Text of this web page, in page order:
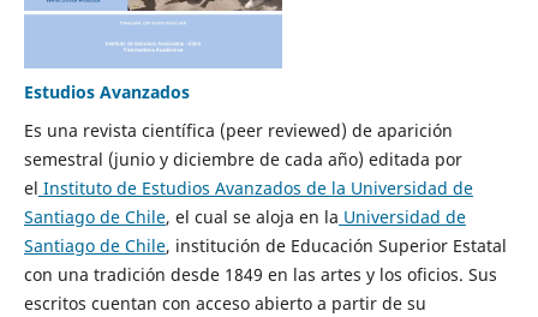
Estudios Avanzados
Es una revista científica (peer reviewed) de aparición
semestral (junio y diciembre de cada año) editada por
el Instituto de Estudios Avanzados de la Universidad de
Santiago de Chile, el cual se aloja en la Universidad de
Santiago de Chile, institución de Educación Superior Estatal
con una tradición desde 1849 en las artes y los oficios. Sus
escritos cuentan con acceso abierto a partir de su